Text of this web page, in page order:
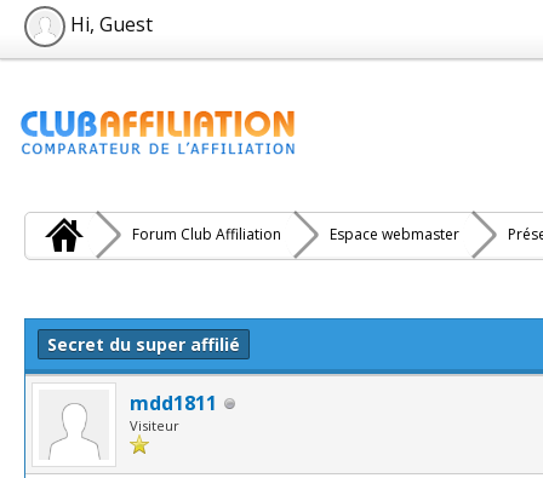
Hi, Guest
Forum Club Affiliation Espace webmaster
Secret du super affilié
mdd1811
Visiteur